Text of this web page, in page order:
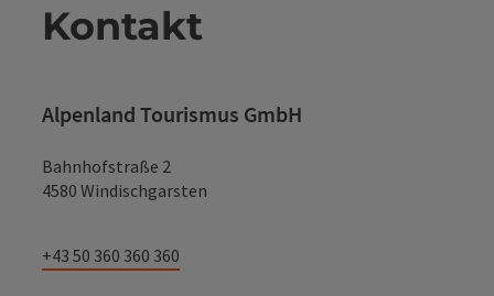
Kontakt
Alpenland Tourismus GmbH
Bahnhofstraße 2
4580 Windischgarsten
+43 50 360 360 360